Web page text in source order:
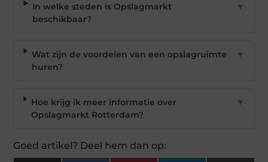
In welke steden is Opslagmarkt
beschikbaar?
▼
Wat zijn de voordelen van een opslagruimte
huren?
▼
Hoe krijg ik meer informatie over
Opslagmarkt Rotterdam?
▼
Goed artikel? Deel hem dan op: